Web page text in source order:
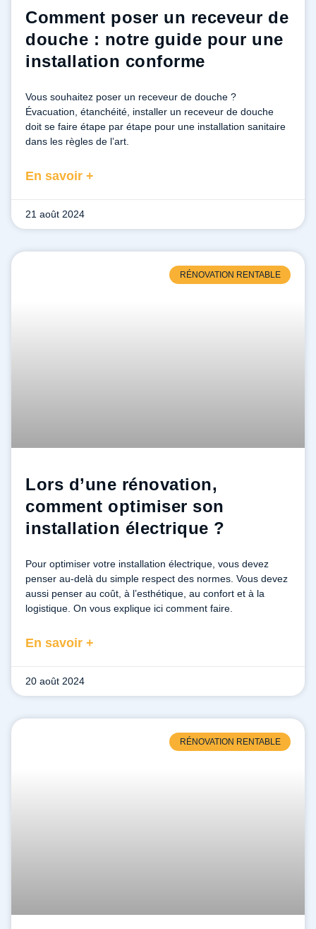
Comment poser un receveur de
douche : notre guide pour une
installation conforme
Vous souhaitez poser un receveur de douche ?
Évacuation, étanchéité, installer un receveur de douche
doit se faire étape par étape pour une installation sanitaire
dans les règles de l’art.
En savoir +
21 août 2024
RÉNOVATION RENTABLE
Lors d’une rénovation,
comment optimiser son
installation électrique ?
Pour optimiser votre installation électrique, vous devez
penser au-delà du simple respect des normes. Vous devez
aussi penser au coût, à l’esthétique, au confort et à la
logistique. On vous explique ici comment faire.
En savoir +
20 août 2024
RÉNOVATION RENTABLE